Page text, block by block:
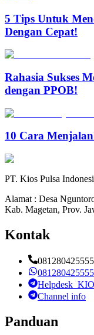
5 Tips Untuk
Dengan Cepat!
Rahasia Sukses
dengan PPOB!
10 Cara
PT. Kios Pulsa
Alamat : Desa
Kab. Magetan, Prov.
Kontak
081280425555
081280425555
Channel info
Panduan